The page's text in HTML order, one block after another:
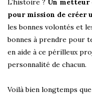
L’histoire ? Un metteur
pour mission de créer
les bonnes volontés et
bonnes à prendre pour
en aide à ce périlleux
personnalité de chacun.
Voilà bien longtemps